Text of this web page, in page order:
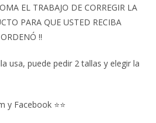
EL TRABAJO DE CORREGIR LA
PARA QUE USTED RECIBA
‼️
usa, puede pedir 2 tallas y elegir la
y Facebook ⭐⭐